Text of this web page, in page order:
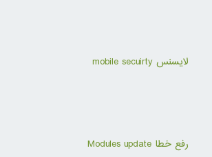
لایسنس mobile secuirty
رفع خطا Modules update